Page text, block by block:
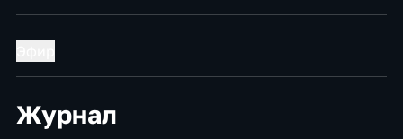
Журнал